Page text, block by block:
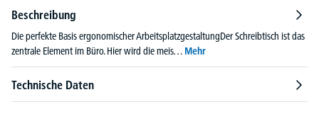
Beschreibung
Die perfekte Basis ergonomischer ArbeitsplatzgestaltungDer Schreibtisch ist das
zentrale Element im Büro. Hier wird die meis… Mehr
Technische Daten